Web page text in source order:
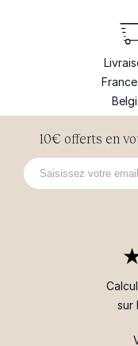
10€ offerts en
sur